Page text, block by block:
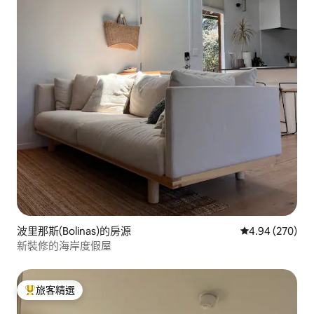
波里那斯(Bolinas)的房源 從 270 則評價
4.94 (270)
新裝修的海岸度假屋
旅客精選榜首
旅客精選